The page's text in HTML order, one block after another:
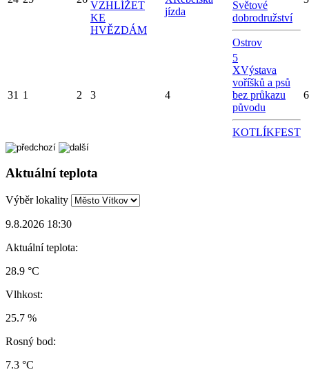
VZHLÍŽET
KE
HVĚZDÁM
jízda
Světové
dobrodružství
Ostrov
31 1 2 3 4
5
XVýstava
voříšků a psů
bez průkazu
původu
KOTLÍKFEST
6
Aktuální teplota
Výběr lokality
9.8.2026 18:30
Aktuální teplota:
28.9 °C
Vlhkost:
25.7 %
Rosný bod:
7.3 °C